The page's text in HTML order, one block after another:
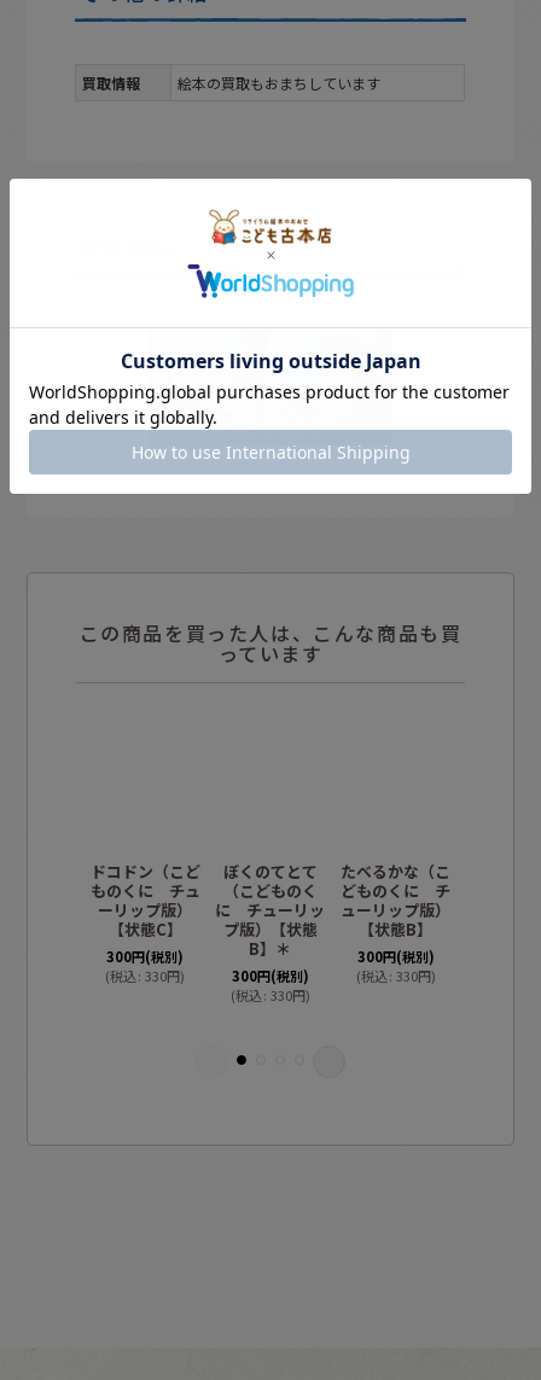
買取情報 絵本の買取もおまちしています
この商品を買った人は、こんな商品も買
っています
ドコドン（こど
ものくに チュ
ーリップ版）
【状態C】
300円(税別)
(税込: 330円)
ぼくのてとて
（こどものく
に チューリッ
プ版）【状態
B】＊
300円(税別)
(税込: 330円)
たべるかな（こ
どものくに チ
ューリップ版）
【状態B】
300円(税別)
(税込: 330円)